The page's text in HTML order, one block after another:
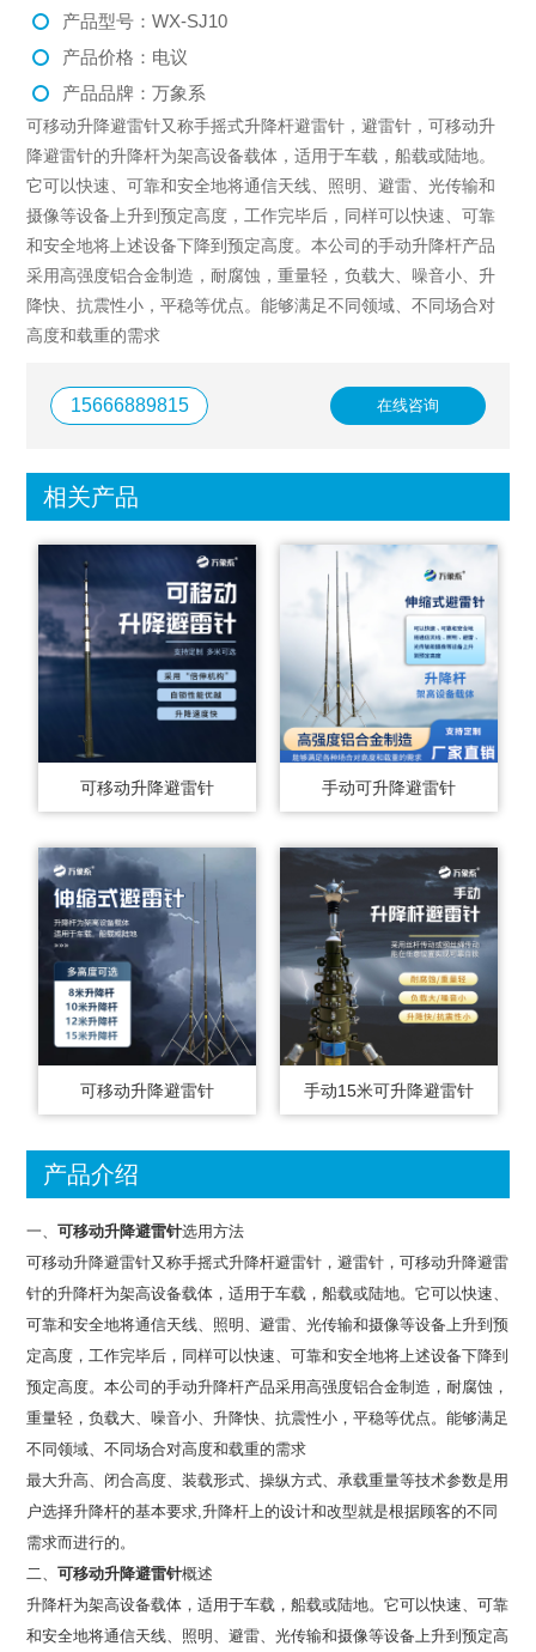
产品型号：WX-SJ10
产品价格：电议
产品品牌：万象系
可移动升降避雷针又称手摇式升降杆避雷针，避雷针，可移动升
降避雷针的升降杆为架高设备载体，适用于车载，船载或陆地。
它可以快速、可靠和安全地将通信天线、照明、避雷、光传输和
摄像等设备上升到预定高度，工作完毕后，同样可以快速、可靠
和安全地将上述设备下降到预定高度。本公司的手动升降杆产品
采用高强度铝合金制造，耐腐蚀，重量轻，负载大、噪音小、升
降快、抗震性小，平稳等优点。能够满足不同领域、不同场合对
高度和载重的需求
15666889815 在线咨询
相关产品
可移动升降避雷针 手动可升降避雷针
可移动升降避雷针 手动15米可升降避雷针
产品介绍
一、 可移动升降避雷针选用方法
可移动升降避雷针又称手摇式升降杆避雷针，避雷针，可移动升降避雷
针的升降杆为架高设备载体，适用于车载，船载或陆地。它可以快速、
可靠和安全地将通信天线、照明、避雷、光传输和摄像等设备上升到预
定高度，工作完毕后，同样可以快速、可靠和安全地将上述设备下降到
预定高度。本公司的手动升降杆产品采用高强度铝合金制造，耐腐蚀，
重量轻，负载大、噪音小、升降快、抗震性小，平稳等优点。能够满足
不同领域、不同场合对高度和载重的需求
最大升高、闭合高度、装载形式、操纵方式、承载重量等技术参数是用
户选择升降杆的基本要求,升降杆上的设计和改型就是根据顾客的不同
需求而进行的。
二、 可移动升降避雷针概述
升降杆为架高设备载体，适用于车载，船载或陆地。它可以快速、可靠
和安全地将通信天线、照明、避雷、光传输和摄像等设备上升到预定高